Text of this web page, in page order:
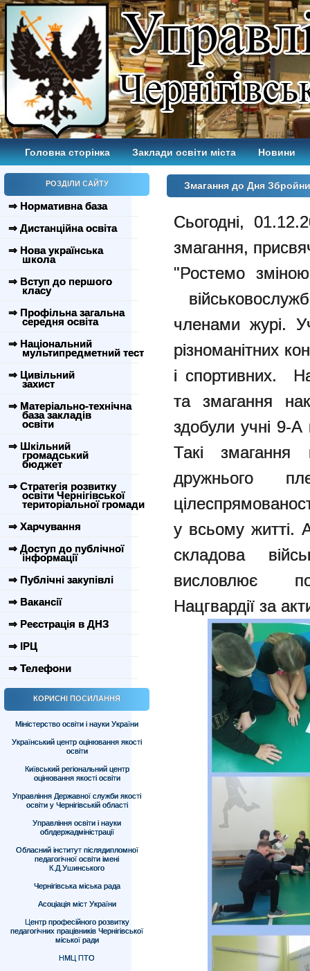
Головна сторінка Заклади освіти міста Новини
РОЗДІЛИ САЙТУ
⇒ Нормативна база
⇒ Дистанційна освіта
⇒ Нова українська
школа
⇒ Вступ до першого
класу
⇒ Профільна загальна
середня освіта
⇒ Національний
мультипредметний тест
⇒ Цивільний
захист
⇒ Матеріально-технічна
база закладів
освіти
⇒ Шкільний
громадський
бюджет
⇒ Стратегія розвитку
освіти Чернігівської
територіальної громади
⇒ Харчування
⇒ Доступ до публічної
інформації
⇒ Публічні закупівлі
⇒ Вакансії
⇒ Реєстрація в ДНЗ
⇒ ІРЦ
⇒ Телефони
КОРИСНІ ПОСИЛАННЯ
Міністерство освіти і науки України
Український центр оцінювання якості
освіти
Київський регіональний центр
оцінювання якості освіти
Управління Державної служби якості
освіти у Чернігівській області
Управління освіти і науки
облдержадміністрації
Обласний інститут післядипломної
педагогічної освіти імені
К.Д.Ушинського
Чернігівська міська рада
Асоціація міст України
Центр професійного розвитку
педагогічних працівників Чернігівської
міської ради
НМЦ ПТО
Змагання до Дня
Сьогодні,
змагання,
"Ростемо
членами журі.
різноманітних
і спортивних.
та змагання
здобули учні 9-
Такі змагання
дружнього
у всьому житті.
складова
висловлює
Нацгвардії за